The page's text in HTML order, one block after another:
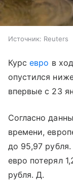
Источник: Reuters
Курсевро в
опустился
впервые с 23
Согласно
времени,
до 95,97
евро потерял
рубля. Д.